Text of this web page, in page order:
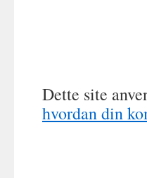
Dette site
hvordan din